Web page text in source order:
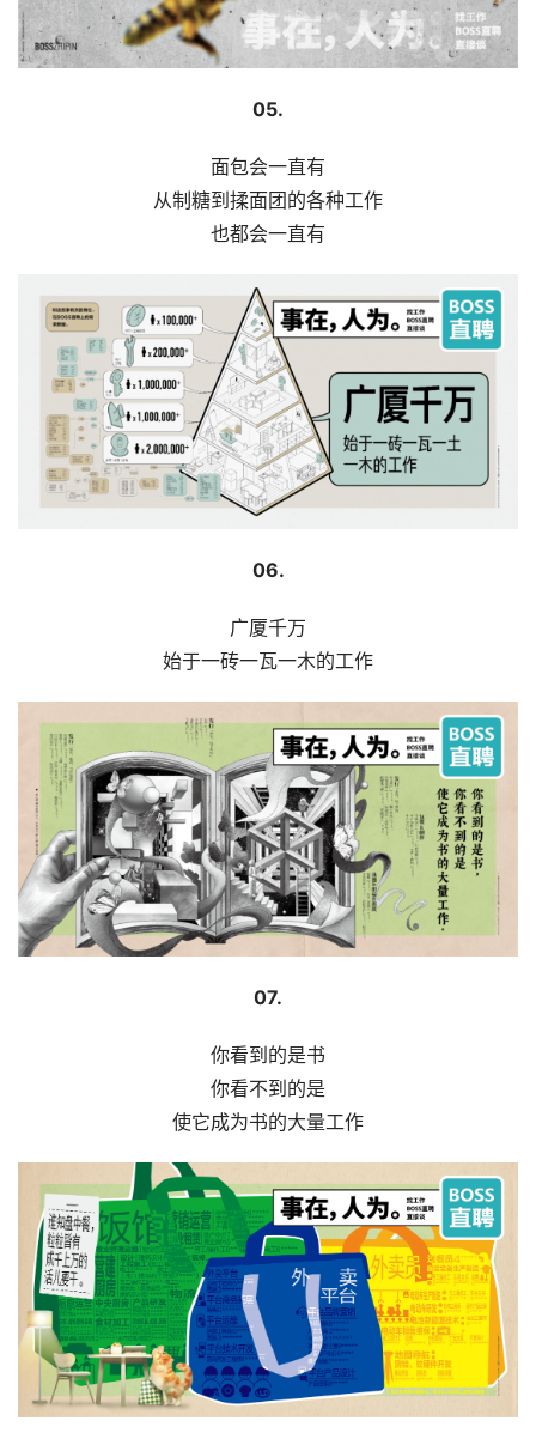
05.
面包会一直有
从制糖到揉面团的各种工作
也都会一直有
06.
广厦千万
始于一砖一瓦一木的工作
07.
你看到的是书
你看不到的是
使它成为书的大量工作